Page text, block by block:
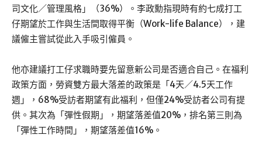
司文化／管理風格」（36%）。李政勳指現時有約七成打工
仔期望於工作與生活間取得平衡（Work-life Balance），建
議僱主嘗試從此入手吸引僱員。
他亦建議打工仔求職時要先留意新公司是否適合自己。在福利
政策方面，勞資雙方最大落差的政策是「4天／4.5天工作
週」，68%受訪者期望有此福利，但僅24%受訪者公司有提
供。其次為「彈性假期」，期望落差值20%，排名第三則為
「彈性工作時間」，期望落差值16%。